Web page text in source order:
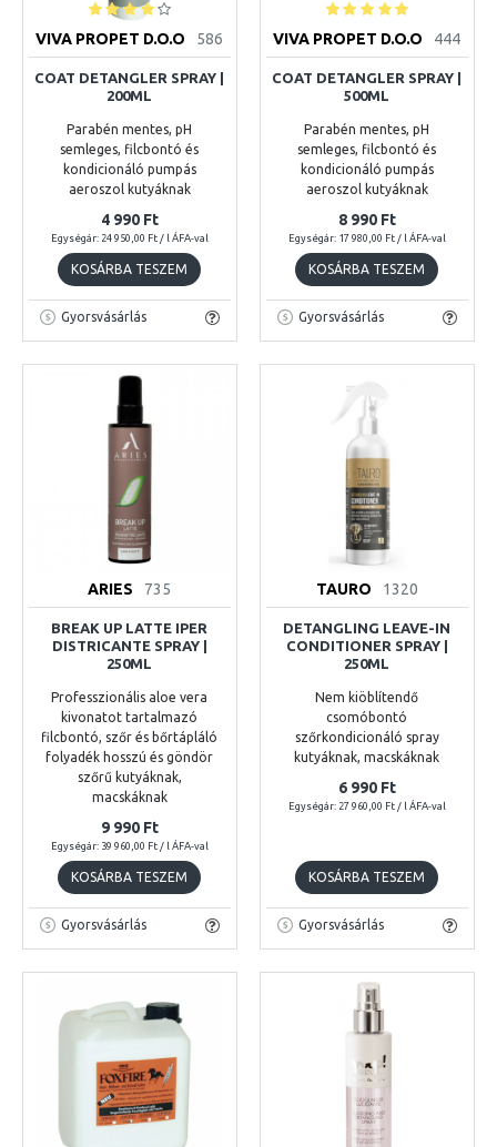
VIVA PROPET D.O.O 586
COAT DETANGLER SPRAY |
200ML
Parabén mentes, pH
semleges, filcbontó és
kondicionáló pumpás
aeroszol kutyáknak
4 990 Ft
Egységár: 24 950,00 Ft / l ÁFA-val
KOSÁRBA TESZEM
Gyorsvásárlás
VIVA PROPET D.O.O 444
COAT DETANGLER SPRAY |
500ML
Parabén mentes, pH
semleges, filcbontó és
kondicionáló pumpás
aeroszol kutyáknak
8 990 Ft
Egységár: 17 980,00 Ft / l ÁFA-val
KOSÁRBA TESZEM
Gyorsvásárlás
ARIES 735
BREAK UP LATTE IPER
DISTRICANTE SPRAY |
250ML
Professzionális aloe vera
kivonatot tartalmazó
filcbontó, szőr és bőrtápláló
folyadék hosszú és göndör
szőrű kutyáknak,
macskáknak
9 990 Ft
Egységár: 39 960,00 Ft / l ÁFA-val
KOSÁRBA TESZEM
Gyorsvásárlás
TAURO 1320
DETANGLING LEAVE-IN
CONDITIONER SPRAY |
250ML
Nem kiöblítendő
csomóbontó
szőrkondicionáló spray
kutyáknak, macskáknak
6 990 Ft
Egységár: 27 960,00 Ft / l ÁFA-val
KOSÁRBA TESZEM
Gyorsvásárlás